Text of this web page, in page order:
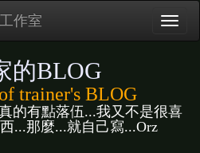
作室
的BLOG
trainer's BLOG
的有點落伍...我又不是很喜
...那麼...就自己寫...Orz